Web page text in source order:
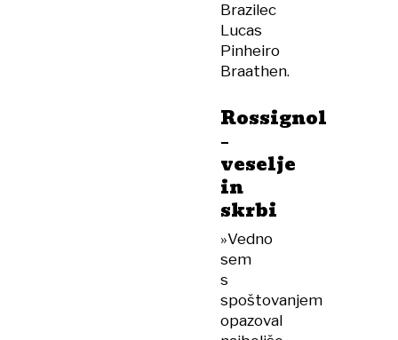
Brazilec
Lucas
Pinheiro
Braathen.
Rossignol
–
veselje
in
skrbi
»Vedno
sem
s
spoštovanjem
opazoval